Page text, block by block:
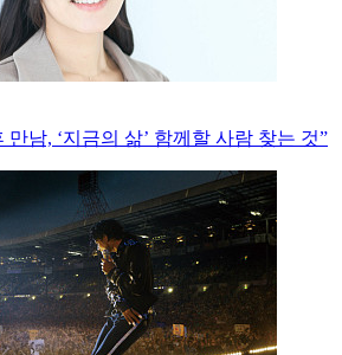
만남, ‘지금의 삶’ 함께할 사람 찾는 것”